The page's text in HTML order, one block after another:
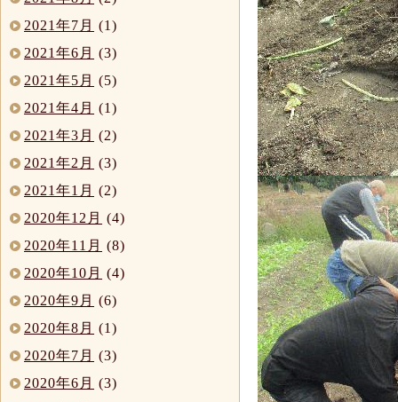
2021年7月 (1)
2021年6月 (3)
2021年5月 (5)
2021年4月 (1)
2021年3月 (2)
2021年2月 (3)
2021年1月 (2)
2020年12月 (4)
2020年11月 (8)
2020年10月 (4)
2020年9月 (6)
2020年8月 (1)
2020年7月 (3)
2020年6月 (3)